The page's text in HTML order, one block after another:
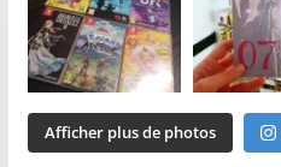
Afficher plus de photos